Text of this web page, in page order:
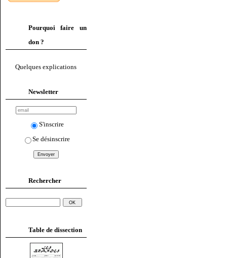
Pourquoi faire un
don ?
Quelques explications
Newsletter
S'inscrire
Se désinscrire
Rechercher
Table de dissection